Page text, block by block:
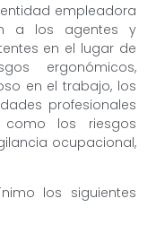
empleadora
a los agentes y
en el lugar de
ergonómicos,
en el trabajo, los
profesionales
los riesgos
ocupacional,
los siguientes